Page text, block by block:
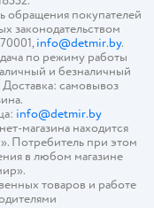
обращения покупателей
законодательством
info@detmir.by.
по режиму работы
и безналичный
Доставка: самовывоз
info@detmir.by
магазина находится
Потребитель при этом
в любом магазине
товаров и работе